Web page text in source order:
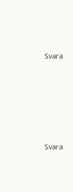
Svara
Svara